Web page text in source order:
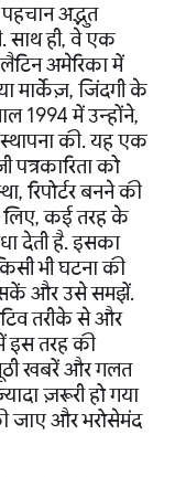
अद्भुत
साथ ही, वे एक
अमेरिका में
मार्केज़, जिंदगी के
1994 में उन्होंने,
की. यह एक
पत्रकारिता को
रिपोर्टर बनने की
लिए, कई तरह के
देती है. इसका
भी घटना की
सकें और उसे समझें.
तरीके से और
तरह की
खबरें और गलत
ज़रूरी हो गया
जाए और भरोसेमंद